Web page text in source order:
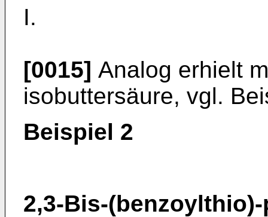
I.
[0015] Analog erhielt
isobuttersäure, vgl.
Beispiel 2
2,3-Bis-